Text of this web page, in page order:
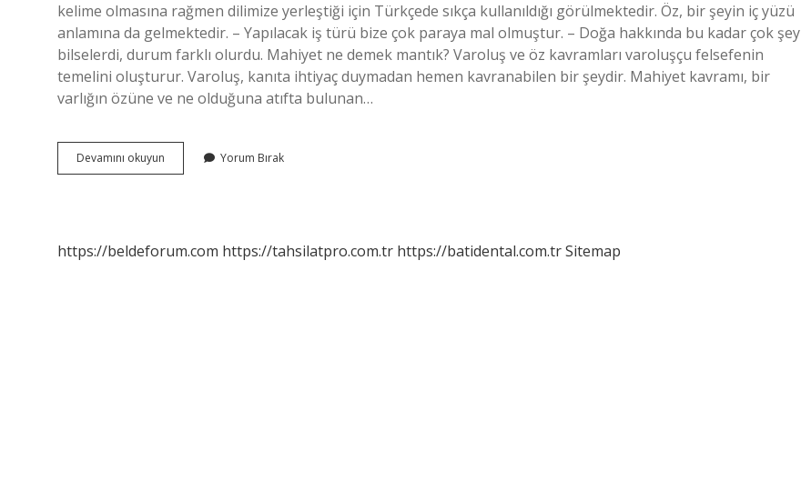
kelime olmasına rağmen dilimize yerleştiği için Türkçede sıkça kullanıldığı görülmektedir. Öz, bir şeyin iç yüzü
anlamına da gelmektedir. – Yapılacak iş türü bize çok paraya mal olmuştur. – Doğa hakkında bu kadar çok şey
bilselerdi, durum farklı olurdu. Mahiyet ne demek mantık? Varoluş ve öz kavramları varoluşçu felsefenin
temelini oluşturur. Varoluş, kanıta ihtiyaç duymadan hemen kavranabilen bir şeydir. Mahiyet kavramı, bir
varlığın özüne ve ne olduğuna atıfta bulunan…
Devamını okuyun
Şeyi
Yorum Bırak
https://beldeforum.com https://tahsilatpro.com.tr https://batidental.com.trSitemap